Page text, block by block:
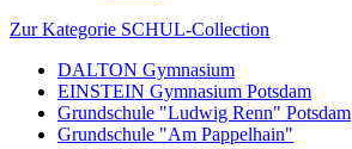
Zur Kategorie SCHUL-Collection
DALTON Gymnasium
EINSTEIN Gymnasium Potsdam
Grundschule "Ludwig Renn" Potsdam
Grundschule "Am Pappelhain"